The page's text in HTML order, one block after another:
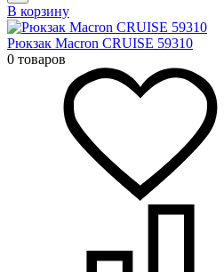
В корзину
Рюкзак Macron CRUISE 59310
0 товаров